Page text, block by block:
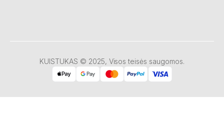
KUISTUKAS © 2025, Visos teisės saugomos.